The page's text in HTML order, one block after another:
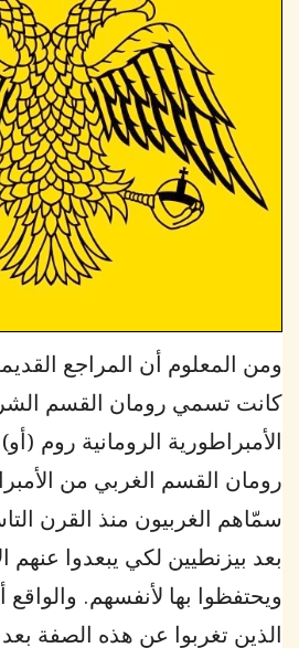
ومن المعلوم أن المراجع
كانت تسمي رومان القسم
الأمبراطورية الرومانية روم
رومان القسم الغربي من
بعد بيزنطيين لكي يبعدوا عنهم
ويحتفظوا بها لأنفسهم. والواقع
الذين تغربوا عن هذه الصفة بعد